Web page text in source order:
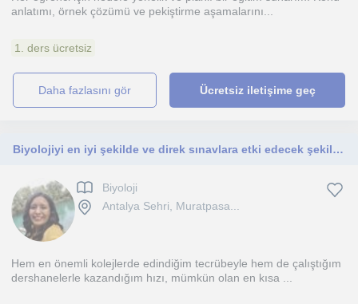
anlatımı, örnek çözümü ve pekiştirme aşamalarını...
1. ders ücretsiz
daha fazlasını gör Ücretsiz iletişime geç
Biyolojiyi en iyi şekilde ve direk sınavlara etki edecek şekilde hazırlanmak ister misiniz?
Biyoloji
Antalya Sehri, Muratpasa...
Hem en önemli kolejlerde edindiğim tecrübeyle hem de çalıştığım
dershanelerle kazandığım hızı, mümkün olan en kısa ...